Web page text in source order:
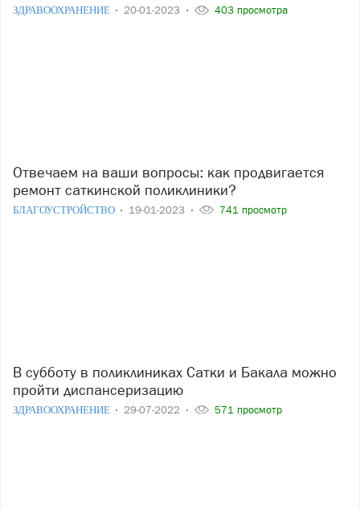
ЗДРАВООХРАНЕНИЕ 20-01-2023 403 просмотра
Отвечаем на ваши вопросы: как продвигается
ремонт саткинской поликлиники?
БЛАГОУСТРОЙСТВО 19-01-2023 741 просмотр
В субботу в поликлиниках Сатки и Бакала можно
пройти диспансеризацию
ЗДРАВООХРАНЕНИЕ 29-07-2022 571 просмотр